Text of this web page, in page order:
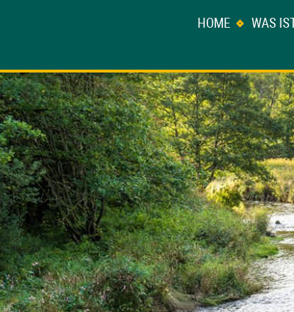
HOME WAS